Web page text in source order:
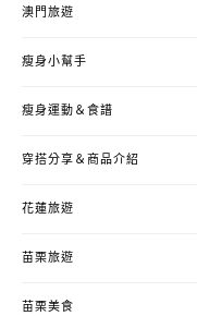
澳門旅遊
瘦身小幫手
瘦身運動＆食譜
穿搭分享＆商品介紹
花蓮旅遊
苗栗旅遊
苗栗美食